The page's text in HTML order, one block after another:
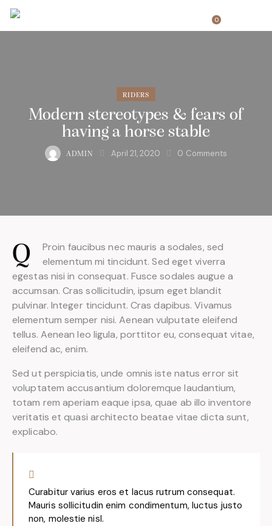
0
RIDERS
Modern stereotypes & fears of
having a horse stable
ADMIN April 21, 2020 0 Comments
Q
Proin faucibus nec mauris a sodales, sed
elementum mi tincidunt. Sed eget viverra
egestas nisi in consequat. Fusce sodales augue a
accumsan. Cras sollicitudin, ipsum eget blandit
pulvinar. Integer tincidunt. Cras dapibus. Vivamus
elementum semper nisi. Aenean vulputate eleifend
tellus. Aenean leo ligula, porttitor eu, consequat vitae,
eleifend ac, enim.
Sed ut perspiciatis, unde omnis iste natus error sit
voluptatem accusantium doloremque laudantium,
totam rem aperiam eaque ipsa, quae ab illo inventore
veritatis et quasi architecto beatae vitae dicta sunt,
explicabo.
Curabitur varius eros et lacus rutrum consequat.
Mauris sollicitudin enim condimentum, luctus justo
non, molestie nisl.